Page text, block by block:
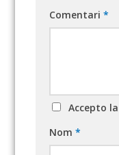
Comentari *
Accepto la
Nom *